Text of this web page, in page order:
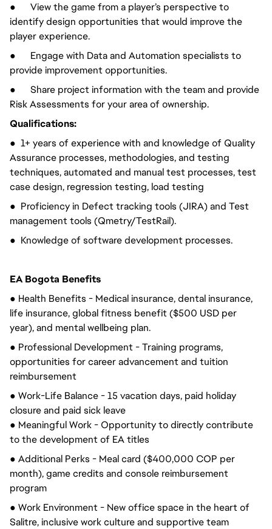
● View the game from a player’s perspective to
identify design opportunities that would improve the
player experience.
● Engage with Data and Automation specialists to
provide improvement opportunities.
● Share project information with the team and provide
Risk Assessments for your area of ownership.
Qualifications:
● 1+ years of experience with and knowledge of Quality
Assurance processes, methodologies, and testing
techniques, automated and manual test processes, test
case design, regression testing, load testing
● Proficiency in Defect tracking tools (JIRA) and Test
management tools (Qmetry/TestRail).
● Knowledge of software development processes.
EA Bogota Benefits
● Health Benefits - Medical insurance, dental insurance,
life insurance, global fitness benefit ($500 USD per
year), and mental wellbeing plan.
● Professional Development - Training programs,
opportunities for career advancement and tuition
reimbursement
● Work-Life Balance - 15 vacation days, paid holiday
closure and paid sick leave
● Meaningful Work - Opportunity to directly contribute
to the development of EA titles
● Additional Perks - Meal card ($400,000 COP per
month), game credits and console reimbursement
program
● Work Environment - New office space in the heart of
Salitre, inclusive work culture and supportive team